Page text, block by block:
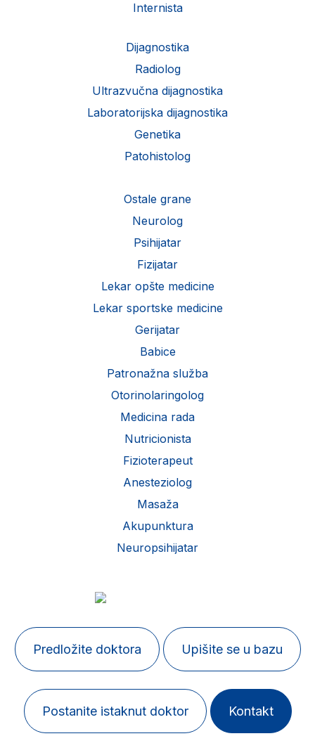
Internista
Dijagnostika
Radiolog
Ultrazvučna dijagnostika
Laboratorijska dijagnostika
Genetika
Patohistolog
Ostale grane
Neurolog
Psihijatar
Fizijatar
Lekar opšte medicine
Lekar sportske medicine
Gerijatar
Babice
Patronažna služba
Otorinolaringolog
Medicina rada
Nutricionista
Fizioterapeut
Anesteziolog
Masaža
Akupunktura
Neuropsihijatar
Predložite doktora Upišite se u bazu
Postanite istaknut doktor Kontakt